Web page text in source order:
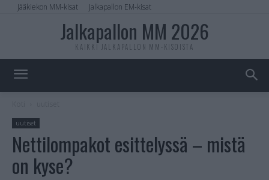
Jääkiekon MM-kisat Jalkapallon EM-kisat
Jalkapallon MM 2026
KAIKKI JALKAPALLON MM-KISOISTA
uutiset
Nettilompakot esittelyssä – mistä
on kyse?